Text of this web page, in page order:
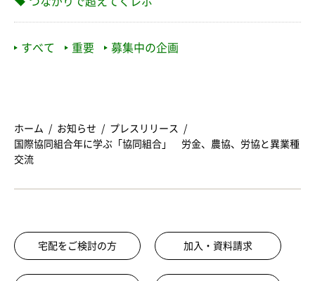
すべて 重要 募集中の企画
ホーム お知らせ
プレスリリース
国際協同組合年に学ぶ「協同組合」 労金、農協、労協と異業種
交流
宅配をご検討の方 加入・資料請求